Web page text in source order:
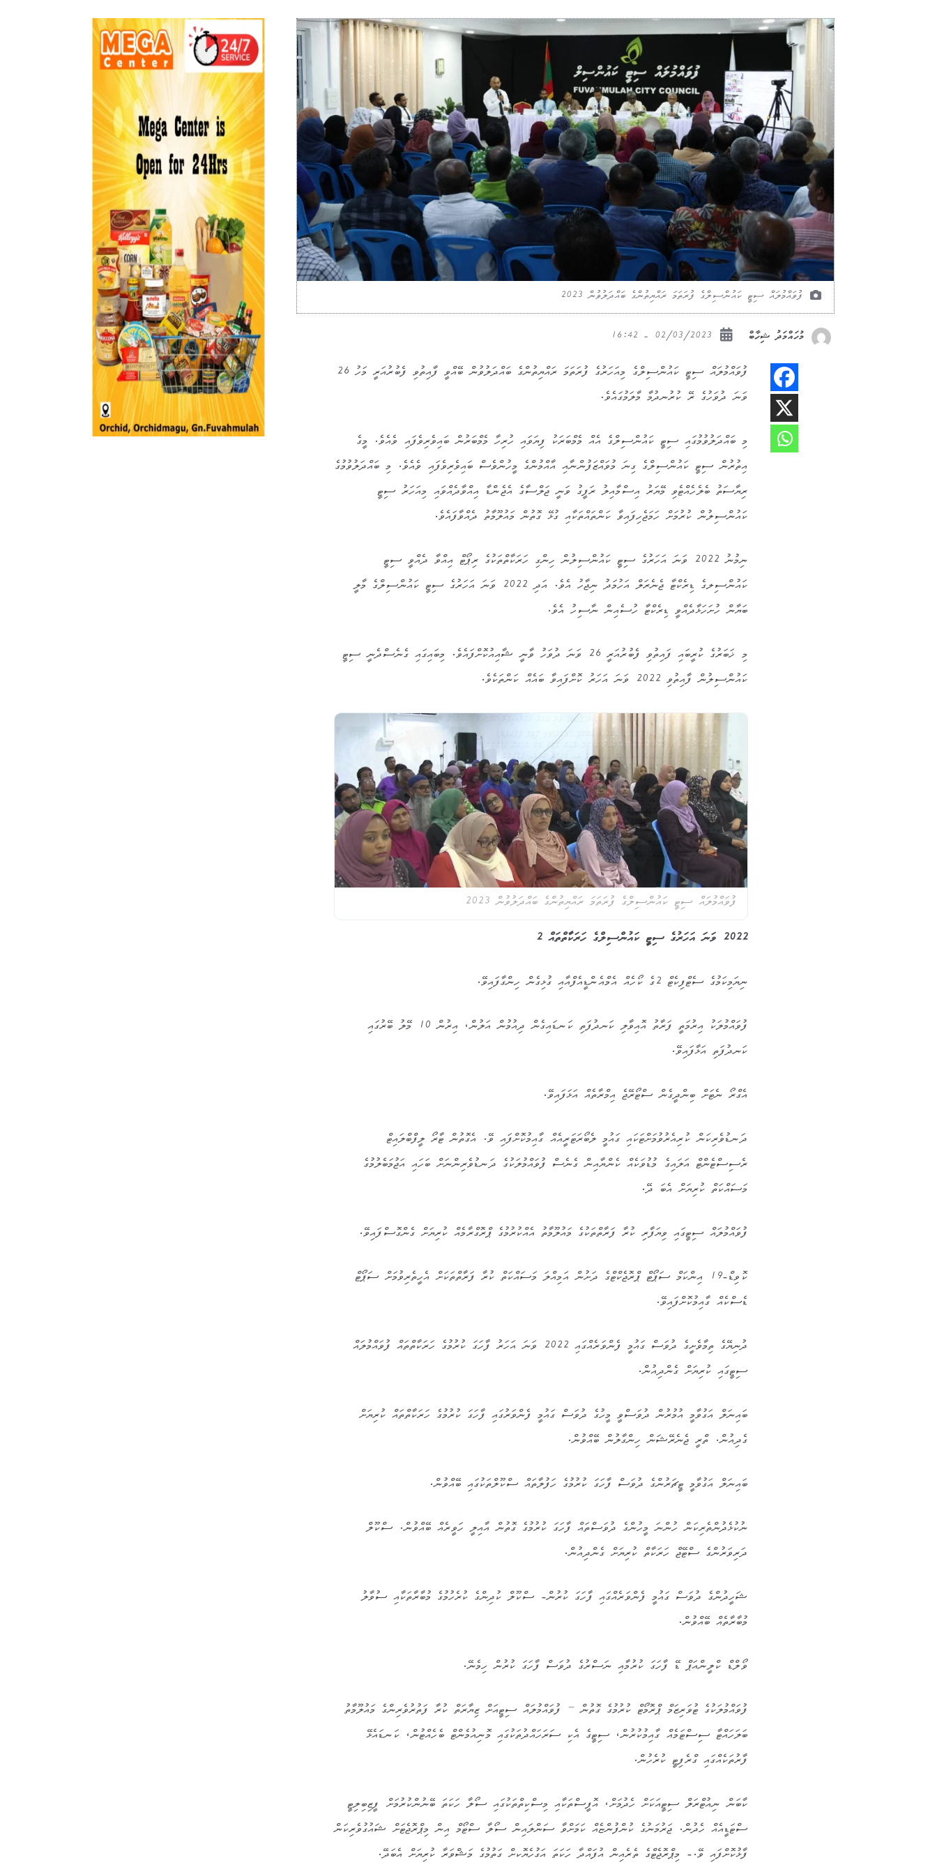
ފުވައްމުލައް ސިޓީ ކައުންސިލްގެ ފުރަތަމަ ރައްޔިތުންގެ ބައްދަލުވުން 2023
މުހައްމަދު ޝިހާބް
ފުވައްމުލައް ސިޓީ ކައުންސިލްގެ މިއަހަރުގެ ފުރަތަމަ ރައްޔިތުންގެ ބައްދަލުވުން ބޭއްވީ ފާއިތުވި ފެބުރުއަރީ މަހު 26
ވަނަ ދުވަހުގެ ރޭ ކުރުނދުމާ މާލަމުގައެވެ.
މި ބައްދަލުވުމުގައި ސިޓީ ކައުންސިލްގެ އެއް މެމްބަރަކު ފިޔަވައި ހުރިހާ މެމްބަރުން ބައިވެރިވެފައި ވެއެވެ. މީގެ
އިތުރުން ސިޓީ ކައުންސިލްގެ ގިނަ މުވައްޒަފުންނާއި އާއްމުންގެ މީހުންވެސް ބައިވެރިވެފައި ވެއެވެ. މި ބައްދަލުވުމުގެ
ރިޔާސަތު ބެލެހެއްޓެވި މޭޔަރު އިސްމާއިލު ރަފީގު ވަނީ ޖަލްސާގެ އެޖެންޑާ އިއްވާދެއްވައި މިއަހަރު ސިޓީ
ކައުންސިލުން ކުރުމަށް ހަމަޖެހިފައިވާ ކަންތައްތަކާއި ގުޅޭ ގޮތުން މައުލޫމާތު ދެއްވާފައެވެ.
ނިމުނު 2022 ވަނަ އަހަރުގެ ސިޓީ ކައުންސިލުން ހިންގި ހަރަކާތްތަކުގެ ރިޕޯޓް އިއްވާ ދެއްވީ ސިޓީ
ކައުންސިލގެ ޑިރެކްޓާ ޖެނެރަލް އަހުމަދު ނިޖާހު އެވެ. އަދި 2022 ވަނަ އަހަރުގެ ސިޓީ ކައުންސިލްގެ މާލީ
ބަޔާން ހުށަހަޅާދެއްވީ ޑިރެކްޓާ ހުސެއިން ނާސިހު އެވެ.
މި ޚަބަރުގެ ކުރީބައި ފައިތުވި ފެބުރުއަރީ 26 ވަނަ ދުވަހު ވާނީ ޝާއިއުކޮށްފައެވެ. މިބައިގައި ގެނެސްދެނީ ސިޓީ
ކައުންސިލުން ފާއިތުވި 2022 ވަނަ އަހަރު ކޮށްފައިވާ ބައެއް ކަންތަކެވެ.
ފުވައްމުލައް ސިޓީ ކައުންސިލްގެ ފުރަތަމަ ރައްޔިތުންގެ ބައްދަލުވުން 2023
2022 ވަނަ އަހަރުގެ ސިޓީ ކައުންސިލްގެ ހަރަކާތްތައް 2
ނިޔަމިކަމުގެ ސެޓްފިކެޓް 2ގެ ކޯހެއް އެމްއެންޑީއެފްއާއި ގުޅިގެން ހިންގާފައިވޭ.
ފުވައްމުލަކު އިރުމަތީ ފަރާތު އޮއިވާލި ކަނދުފަތި ކަނޑައިގެން ދިއުމުން އަލުން، އިރުން 10 މޭލު ބޭރުގައި
ކަނދުފަތި އަޅާފައިވޭ.
އެގްރޯ ނެޓަށް ބިންދީގެން ސްޓޯރޭޖެ އިމްރާތެއް އަޅަފައިވޭ.
ދަނޑުވެރިކަން ކުރިއެރުވުމަށްޓަކައި ގައުމީ ލެބޯރަޓަރީއެއް ގާއިމުކޮށްފައި ވޭ. އެގޮތުން ޓާރޯ ލީފްބްލައިޓް
ރެސިސްޓެންޓް އަލައިގެ މުޑުވަކެއް ކެންޔާއިން ގެނެސް ފުވައްމުލަކުގެ ދަނޑުވެރިންނަށް ބަހައި އަޖުމަބެލުމުގެ
މަސައްކަތް ކުރިޔަށް އެބަ ދޭ.
ފުވައްމުލައް ސިޓީގައި ވިޔަފާރި ކުރާ ފަރާތްތަކުގެ މައުލޫމާތު އެއްކުރުމުގެ ޕްރޮގްރާމެއް ކުރިޔަށް ގެންގޮސްފައިވޭ.
ކޮވިޑް-19 އިންކަމް ސަޕޯޓް ޕްރޮޖެކްޓްގެ ދަށުން އަމިއްލަ މަސައްކަތް ކުރާ ފަރާތްތަކަށް އެހީތެރިވުމަށް ސަޕޯޓް
ޑެސްކެއް ގާއިމުކޮށްފައިވޭ.
ދުނިޔޭގެ ތިމާވެށީގެ ދުވަސް ގައުމީ ފެންވަރެއްގައި 2022 ވަނަ އަހަރު ފާހަގަ ކުރުމުގެ ހަރަކާތްތައް ފުވައްމުލައް
ސިޓީގައި ކުރިޔަށް ގެންދިއުން.
ބައިނަލް އަގުވާމީ އުމުރުން ދުވަސްވީ މީހުގެ ދުވަސް ގައުމީ ފެންވަރުގައި ފާހަގަ ކުރުމުގެ ހަރަކާތްތައް ކުރިޔަށް
ގެދިއުން. ތްރީ ޖެނެރޭޝަން ހިންގާލުން ބޭއްވުން.
ބައިނަލް އަގުވާމީ ޓީޗަރުންގެ ދުވަސް ފާހަގަ ކުރުމުގެ ހަފުލާތައް ސްކޫލްތަކުގައި ބޭއްވުން.
ނުކުޅެދުންތެރިކަން ހުންނަ މީހުންގެ ދުވަސްތައް ފާހަގަ ކުރުމުގެ ގޮތުން އާއިލީ ހަވީރެއް ބޭއްވުން. ސްކޫލް
ދަރިވަރުންގެ ސްޓޭޖް ހަރަކާތް ކުރިޔަށް ގެންދިއުން.
ޝަހީދުންގެ ދުވަސް ގައުމީ ފެންވަރެއްގައި ފާހަގަ ކުރުން- ސްކޫލް ކުދިންގެ ކުރެހުމުގެ މުބާރާތަކާއި ސުވާލު
މުބާރާތެއް ބޭއްވުން.
ވޯލްޑް ކްލީންއަޕް ޑޭ ފާހަގަ ކުރުމާއި ނަސްރުގެ ދުވަސް ފާހަގަ ކުރުން ހިމެނޭ.
ފުވައްމުލަކުގެ ޓުވަރިޒަމް ޕްރޮމޯޓް ކުރުމުގެ ގޮތުން – ފުވައްމުލައް ސިޓީއަށް ޒިޔާރަތް ކުރާ ފަތުރުވެރިންގެ މައުލޫމާތު
ބަލަހައްޓާ ސިސްޓަމެއް ގާއިމުކުރުން، ސިޓީގެ އެކި ސަރަހައްދުތަކުގައި މޮނިއުމެންޓް ބެހެއްޓުން، ކަނޑައެޅޭ
ފާރުތަކެއްގައި ގްރެފިޓީ ކުރެހުން.
ކާބަން ނިއުޓްރަލް ސިޓީއަކަށް ހެދުމަށް، އޮފީސްތަކާއި މިސްކިތްތަކުގައި ސޯލާ ހަކަތަ ބޭނުންކުރުމަށް ފީޒިބިލިޓީ
ސްޓަޑީއެއް ހެދުން. ޖަރުމަނުގެ ކުންފުންޏެއް ކަމަށްވާ ސަންލައިން ސޯލާ ސްޓޯމް އިން މިޕްރޮޖެޓަށް ޝައުގުވެރިކަން
ފާޅުކޮށްފައި ވޭ.- މިޕްރޮޖެޓްގެ ތެރެއިން އުފައްދާ ހަކަތަ އަގުހެޔޮކށް ގަތުމުގެ މަޝްވަރާ ކުރިޔަށް އެބަދޭ.